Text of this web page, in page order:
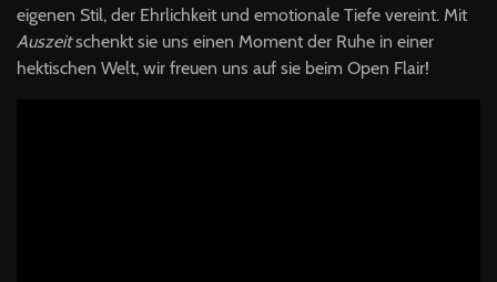
eigenen Stil, der Ehrlichkeit und emotionale Tiefe vereint. Mit
Auszeitschenkt sie uns einen Moment der Ruhe in einer
hektischen Welt, wir freuen uns auf sie beim Open Flair!